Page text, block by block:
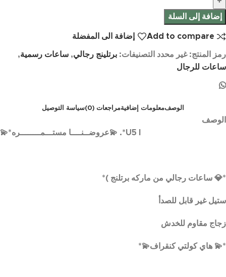
إضافة إلى السلة
Add to compare إضافة الى المفضلة
رمز المنتج:غير محدد التصنيفات: برتلينج رجالي, ساعات رسمية,
ساعات للرجال
الوصفمعلومات إضافيةمراجعات (0) سياسة التوصيل
الوصف
U5 l*. 💫عروضــنــــا مستـــمــــــــره*💫
*💎 ساعات رجالي من ماركه برتلنج )*
ستيل غير قابل للصدأ
زجاج مقاوم للخدش
*💫 هاي كولتي كنقراف💫*